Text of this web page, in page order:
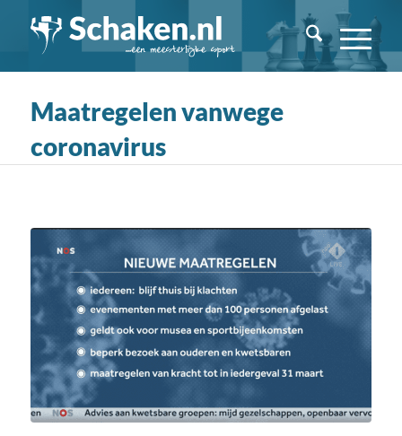
Maatregelen vanwege
coronavirus